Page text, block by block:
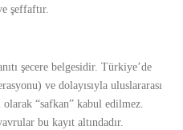
şeffaftır.
şecere belgesidir. Türkiye’de
ve dolayısıyla uluslararası
“safkan” kabul edilmez.
bu kayıt altındadır.